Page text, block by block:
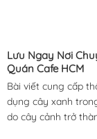
Lưu Ngay Nơi
Quán Cafe HCM
Bài viết cung cấp
dụng cây xanh
do cây cảnh trở